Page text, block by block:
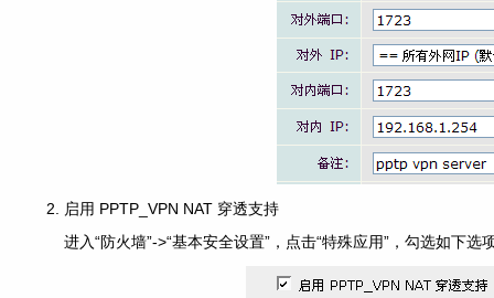
启用 PPTP_VPN NAT 穿透支持
进入“防火墙”->“基本安全设置”，点击“特殊应用”，勾选如下选